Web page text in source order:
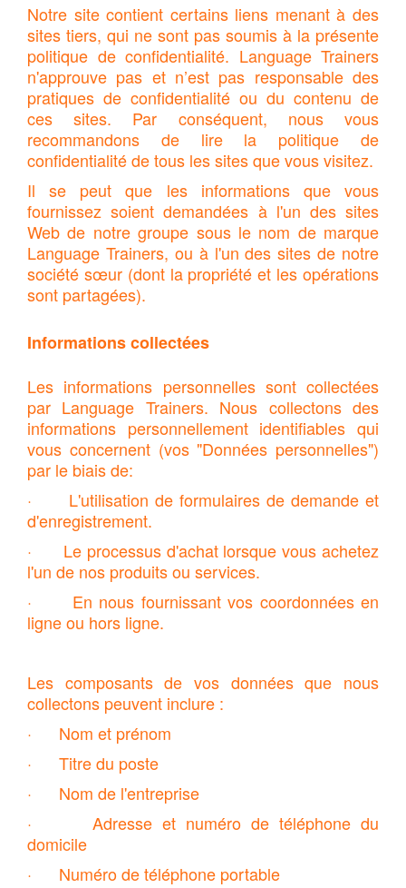
Notre site contient certains liens menant à des
sites tiers, qui ne sont pas soumis à la présente
politique de confidentialité. Language Trainers
n'approuve pas et n’est pas responsable des
pratiques de confidentialité ou du contenu de
ces sites. Par conséquent, nous vous
recommandons de lire la politique de
confidentialité de tous les sites que vous visitez.
Il se peut que les informations que vous
fournissez soient demandées à l'un des sites
Web de notre groupe sous le nom de marque
Language Trainers, ou à l'un des sites de notre
société sœur (dont la propriété et les opérations
sont partagées).
Informations collectées
Les informations personnelles sont collectées
par Language Trainers. Nous collectons des
informations personnellement identifiables qui
vous concernent (vos "Données personnelles")
par le biais de:
· L'utilisation de formulaires de demande et
d'enregistrement.
· Le processus d'achat lorsque vous achetez
l'un de nos produits ou services.
· En nous fournissant vos coordonnées en
ligne ou hors ligne.
Les composants de vos données que nous
collectons peuvent inclure :
· Nom et prénom
· Titre du poste
· Nom de l'entreprise
· Adresse et numéro de téléphone du
domicile
· Numéro de téléphone portable